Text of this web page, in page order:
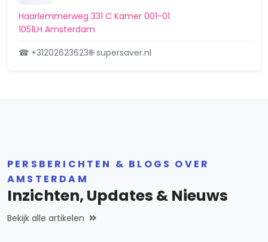
IJburg-West
Jordaan
Kadoelen
K-buurt
Haarlemmerweg 331 C Kamer 001-01
1051LH Amsterdam
☎ +31202623623🌐 supersaver.nl
PERSBERICHTEN & BLOGS OVER
AMSTERDAM
Inzichten, Updates & Nieuws
Bekijk alle artikelen